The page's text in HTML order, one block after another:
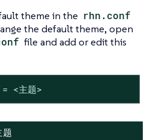
theme in the rhn.conf
the default theme, open
file and add or edit this
<主题>
题